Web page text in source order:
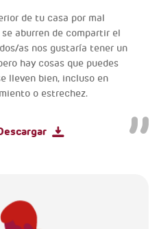
de tu casa por mal
aburren de compartir el
as nos gustaría tener un
hay cosas que puedes
lleven bien, incluso en
o estrechez.